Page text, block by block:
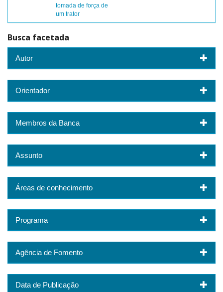
tomada de força de
um trator
Busca facetada
Autor
Orientador
Membros da Banca
Assunto
Áreas de conhecimento
Programa
Agência de Fomento
Data de Publicação